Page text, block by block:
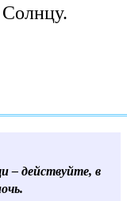
– действуйте, в